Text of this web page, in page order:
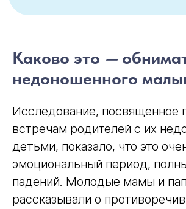
Каково это —
недоношенного
Исследование, посвященное
встречам родителей с их
детьми, показало, что это
эмоциональный период,
падений. Молодые мамы и
рассказывали о